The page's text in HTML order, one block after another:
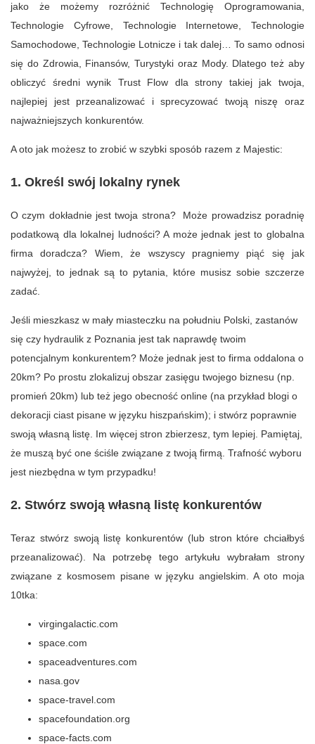
jako że możemy rozróżnić Technologię Oprogramowania,
Technologie Cyfrowe, Technologie Internetowe, Technologie
Samochodowe, Technologie Lotnicze i tak dalej… To samo odnosi
się do Zdrowia, Finansów, Turystyki oraz Mody. Dlatego też aby
obliczyć średni wynik Trust Flow dla strony takiej jak twoja,
najlepiej jest przeanalizować i sprecyzować twoją niszę oraz
najważniejszych konkurentów.
A oto jak możesz to zrobić w szybki sposób razem z Majestic:
1. Określ swój lokalny rynek
O czym dokładnie jest twoja strona? Może prowadzisz poradnię
podatkową dla lokalnej ludności? A może jednak jest to globalna
firma doradcza? Wiem, że wszyscy pragniemy piąć się jak
najwyżej, to jednak są to pytania, które musisz sobie szczerze
zadać.
Jeśli mieszkasz w mały miasteczku na południu Polski, zastanów
się czy hydraulik z Poznania jest tak naprawdę twoim
potencjalnym konkurentem? Może jednak jest to firma oddalona o
20km? Po prostu zlokalizuj obszar zasięgu twojego biznesu (np.
promień 20km) lub też jego obecność online (na przykład blogi o
dekoracji ciast pisane w języku hiszpańskim); i stwórz poprawnie
swoją własną listę. Im więcej stron zbierzesz, tym lepiej. Pamiętaj,
że muszą być one ściśle związane z twoją firmą. Trafność wyboru
jest niezbędna w tym przypadku!
2. Stwórz swoją własną listę konkurentów
Teraz stwórz swoją listę konkurentów (lub stron które chciałbyś
przeanalizować). Na potrzebę tego artykułu wybrałam strony
związane z kosmosem pisane w języku angielskim. A oto moja
10tka:
virgingalactic.com
space.com
spaceadventures.com
nasa.gov
space-travel.com
spacefoundation.org
space-facts.com